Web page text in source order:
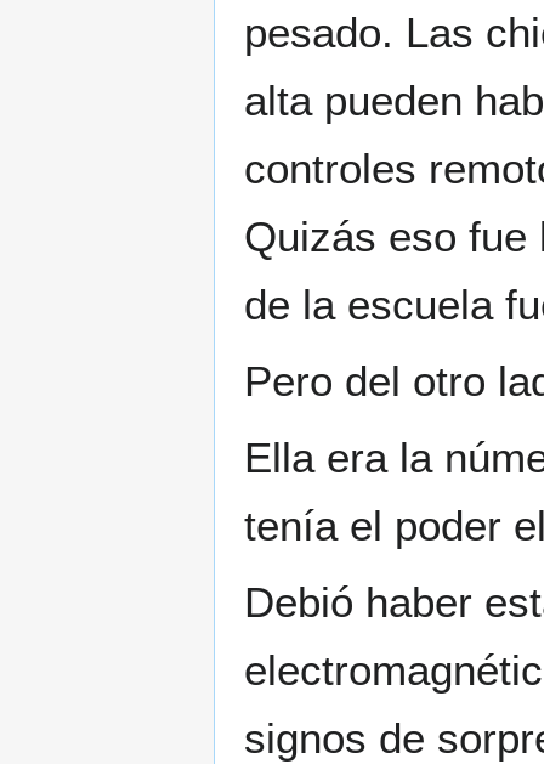
pesado. Las
alta pueden
controles
Quizás eso fue
de la escuela
Pero del otro
Ella era la
tenía el poder
Debió haber
signos de